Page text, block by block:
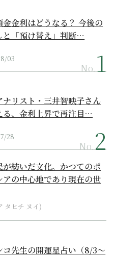
金金利はどうなる？ 今後の
と「預け替え」判断…
03
No.
ナリスト・三井智映子さん
る、金利上昇で再注目…
28
No.
が紡いだ文化。かつてのポ
アの中心地であり現在の世
タヒチ ヌイ)
コ先生の開運星占い（8/3～